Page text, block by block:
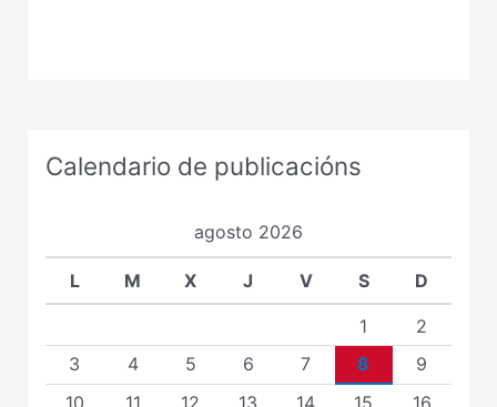
Calendario de publicacións
agosto 2026
L M X J V S D
1
2
3
4 5 6 7 8
9